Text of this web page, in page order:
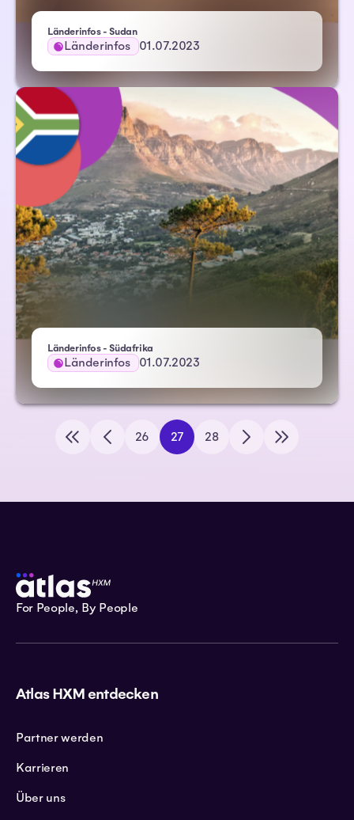
Länderinfos - Sudan
Länderinfos 01.07.2023
Länderinfos - Südafrika
Länderinfos 01.07.2023
26 27 28
For People, By People
Atlas HXM entdecken
Partner werden
Karrieren
Über uns